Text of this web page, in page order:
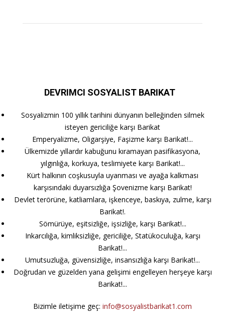
DEVRIMCI SOSYALIST BARIKAT
Sosyalizmin 100 yıllık tarihini dünyanın belleğinden silmek
isteyen gericiliğe karşı Barikat
Emperyalizme, Oligarşiye, Faşizme karşı Barikat!...
Ülkemizde yıllardır kabuğunu kıramayan pasifikasyona,
yılgınlığa, korkuya, teslimiyete karşı Barikat!...
Kürt halkının coşkusuyla uyanması ve ayağa kalkması
karşısındaki duyarsızlığa Şovenizme karşı Barikat!
Devlet terörüne, katliamlara, işkenceye, baskıya, zulme, karşı
Barikat!.
Sömürüye, eşitsizliğe, işsizliğe, karşı Barikat!...
Inkarcılığa, kimliksizliğe, gericiliğe, Statükoculuğa, karşı
Barikat!...
Umutsuzluğa, güvensizliğe, insansızlığa karşı Barikat!...
Doğrudan ve güzelden yana gelişimi engelleyen herşeye karşı
Barikat!...
Bizimle iletişime geç: info@sosyalistbarikat1.com